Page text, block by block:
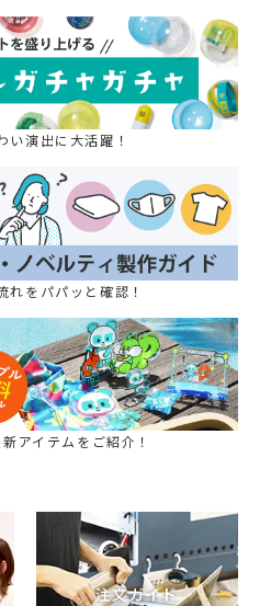
い演出に大活躍！
れをパパッと確認！
アイテムをご紹介！
注文ガイド